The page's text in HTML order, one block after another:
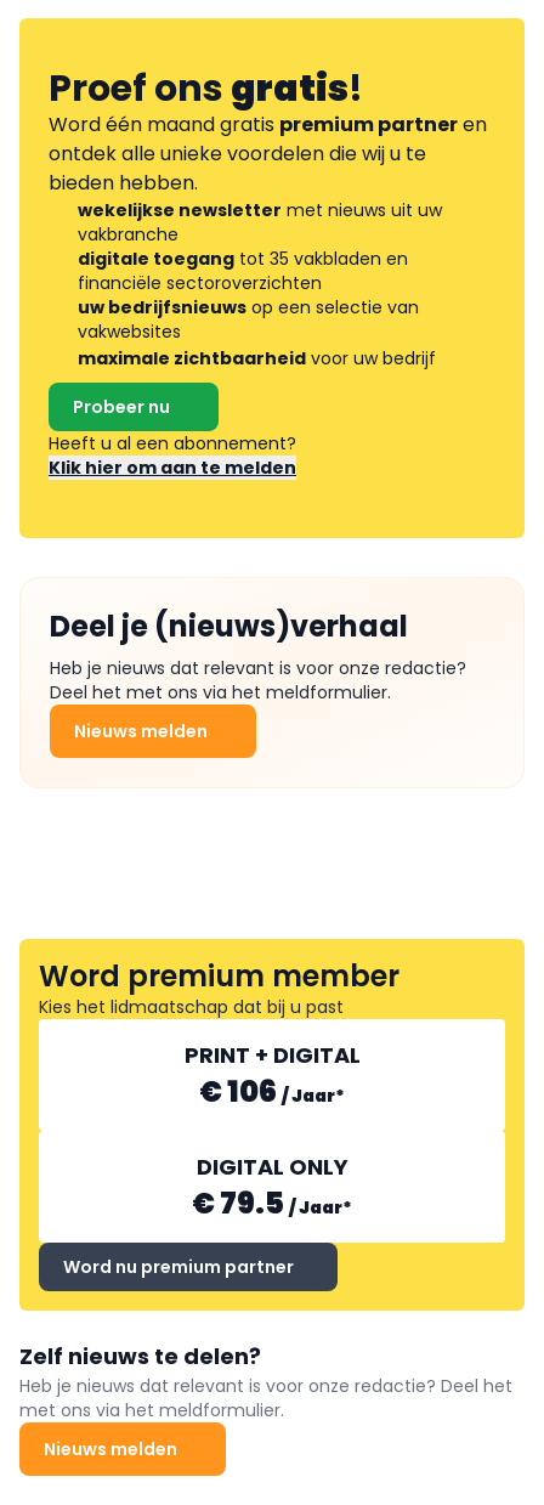
Proef onsgratis!
Word één maand gratis premium partneren
ontdek alle unieke voordelen die wij u te
bieden hebben.
wekelijkse newsletter met nieuws uit uw
vakbranche
digitale toegang tot 35 vakbladen en
financiële sectoroverzichten
uw bedrijfsnieuws op een selectie van
vakwebsites
maximale zichtbaarheid voor uw bedrijf
Probeer nu
Heeft u al een abonnement?
Klik hier om aan te melden
Deel je (nieuws)verhaal
Heb je nieuws dat relevant is voor onze redactie?
Deel het met ons via het meldformulier.
Nieuws melden
Word premium member
Kies het lidmaatschap dat bij u past
PRINT + DIGITAL
€ 106 /Jaar*
DIGITAL ONLY
€ 79.5 /Jaar*
Word nu premium partner
Zelf nieuws te delen?
Heb je nieuws dat relevant is voor onze redactie? Deel het
met ons via het meldformulier.
Nieuws melden